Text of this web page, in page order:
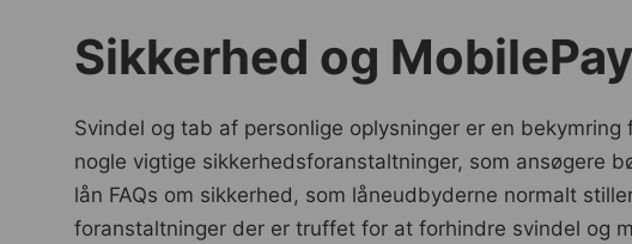
Sikkerhed og
Svindel og tab af personlige oplysninger er en
nogle vigtige sikkerhedsforanstaltninger, som
lån FAQs om sikkerhed, som låneudbyderne normalt
foranstaltninger der er truffet for at forhindre svindel og